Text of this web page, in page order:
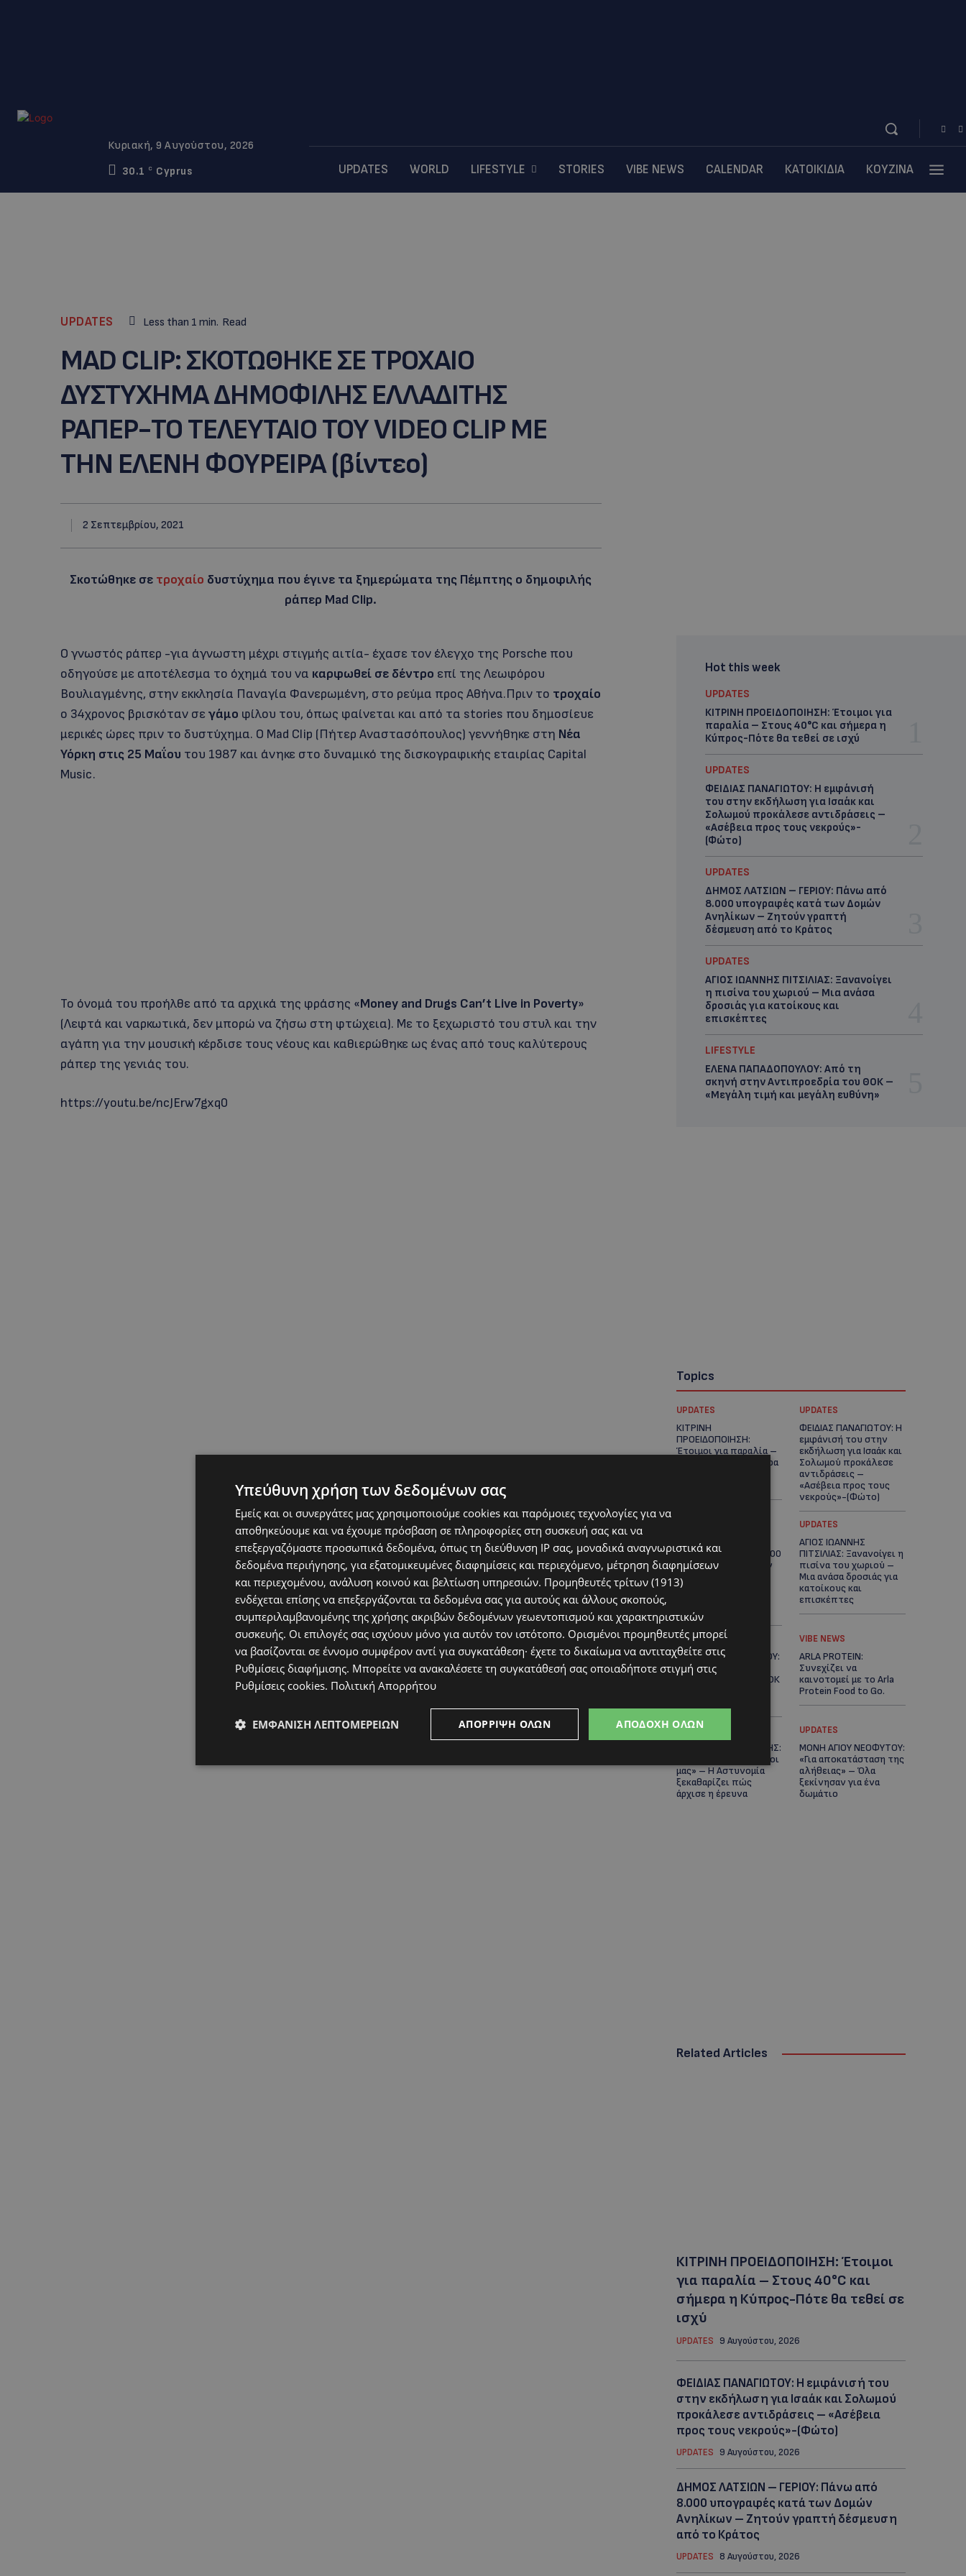
Κυριακή, 9 Αυγούστου, 2026
30.1
C Cyprus UPDATES WORLD LIFESTYLE STORIES VIBE NEWS CALENDAR ΚΑΤΟΙΚΙΔΙΑ ΚΟΥΖΙΝΑ
UPDATES Less than 1 min. Read
ΜΑD CLIP: ΣΚΟΤΩΘΗΚΕ ΣΕ ΤΡΟΧΑΙΟ
ΔΥΣΤΥΧΗΜΑ ΔΗΜΟΦΙΛΗΣ ΕΛΛΑΔΙΤΗΣ
ΡΑΠΕΡ-ΤΟ ΤΕΛΕΥΤΑΙΟ ΤΟΥ VIDEO CLIP ΜΕ
ΤΗΝ ΕΛΕΝΗ ΦΟΥΡΕΙΡΑ (βίντεο)
2 Σεπτεμβρίου, 2021
Σκοτώθηκε σε τροχαίο δυστύχημα που έγινε τα ξημερώματα της Πέμπτης ο δημοφιλής
ράπερ Mad Clip.
Ο γνωστός ράπερ -για άγνωστη μέχρι στιγμής αιτία- έχασε τον έλεγχο της Porsche που
οδηγούσε με αποτέλεσμα το όχημά του να καρφωθεί σε δέντρο επί της Λεωφόρου
Βουλιαγμένης, στην εκκλησία Παναγία Φανερωμένη, στο ρεύμα προς Αθήνα.Πριν το τροχαίο
ο 34χρονος βρισκόταν σε γάμο φίλου του, όπως φαίνεται και από τα stories που δημοσίευε
μερικές ώρες πριν το δυστύχημα. Ο Mad Clip (Πήτερ Αναστασόπουλος) γεννήθηκε στη Νέα
Υόρκη στις 25 Μαΐου του 1987 και άνηκε στο δυναμικό της δισκογραφικής εταιρίας Capital
Music.
Το όνομά του προήλθε από τα αρχικά της φράσης «Money and Drugs Can’t Live in Poverty»
(Λεφτά και ναρκωτικά, δεν μπορώ να ζήσω στη φτώχεια). Με το ξεχωριστό του στυλ και την
αγάπη για την μουσική κέρδισε τους νέους και καθιερώθηκε ως ένας από τους καλύτερους
ράπερ της γενιάς του.
https://youtu.be/ncJErw7gxq0
Hot this week
UPDATES
ΚΙΤΡΙΝΗ ΠΡΟΕΙΔΟΠΟΙΗΣΗ: Έτοιμοι για
παραλία – Στους 40°C και σήμερα η
Κύπρος-Πότε θα τεθεί σε ισχύ
UPDATES
ΦΕΙΔΙΑΣ ΠΑΝΑΓΙΩΤΟΥ: Η εμφάνισή
του στην εκδήλωση για Ισαάκ και
Σολωμού προκάλεσε αντιδράσεις –
«Ασέβεια προς τους νεκρούς»-
(Φώτο)
UPDATES
ΔΗΜΟΣ ΛΑΤΣΙΩΝ – ΓΕΡΙΟΥ: Πάνω από
8.000 υπογραφές κατά των Δομών
Ανηλίκων – Ζητούν γραπτή
δέσμευση από το Κράτος
UPDATES
ΑΓΙΟΣ ΙΩΑΝΝΗΣ ΠΙΤΣΙΛΙΑΣ: Ξανανοίγει
η πισίνα του χωριού – Μια ανάσα
δροσιάς για κατοίκους και
επισκέπτες
LIFESTYLE
ΕΛΕΝΑ ΠΑΠΑΔΟΠΟΥΛΟΥ: Από τη
σκηνή στην Αντιπροεδρία του ΘΟΚ –
«Μεγάλη τιμή και μεγάλη ευθύνη»
Topics
UPDATES
ΚΙΤΡΙΝΗ
ΠΡΟΕΙΔΟΠΟΙΗΣΗ:
Έτοιμοι για παραλία –
Στους 40°C και σήμερα
UPDATES
ΦΕΙΔΙΑΣ ΠΑΝΑΓΙΩΤΟΥ: Η
εμφάνισή του στην
εκδήλωση για Ισαάκ και
Σολωμού προκάλεσε
αντιδράσεις –
«Ασέβεια προς τους
νεκρούς»-(Φώτο)
ΔΗΜΟΣ ΛΑΤΣΙΩΝ –
ΓΕΡΙΟΥ: Πάνω από 8.000
υπογραφές κατά των
Δομών Ανηλίκων –
Ζητούν γραπτή
Κράτος
UPDATES
ΑΓΙΟΣ ΙΩΑΝΝΗΣ
ΠΙΤΣΙΛΙΑΣ: Ξανανοίγει η
πισίνα του χωριού –
Μια ανάσα δροσιάς για
κατοίκους και
επισκέπτες
LIFESTYLE
ΕΛΕΝΑ ΠΑΠΑΔΟΠΟΥΛΟΥ:
Από τη σκηνή στην
Αντιπροεδρία του ΘΟΚ
VIBE NEWS
ARLA PROTEIN:
Συνεχίζει να
καινοτομεί με το Arla
Protein Food to Go.
UPDATES
ΜΑΚΑΡΙΟΣ ΔΡΟΥΣΙΩΤΗΣ:
«Δεν ξεκινήσαμε μόνοι
μας» – Η Αστυνομία
ξεκαθαρίζει πώς
άρχισε η έρευνα
UPDATES
ΜΟΝΗ ΑΓΙΟΥ ΝΕΟΦΥΤΟΥ:
«Για αποκατάσταση της
αλήθειας» – Όλα
ξεκίνησαν για ένα
δωμάτιο
Related Articles
ΚΙΤΡΙΝΗ ΠΡΟΕΙΔΟΠΟΙΗΣΗ: Έτοιμοι
για παραλία – Στους 40°C και
σήμερα η Κύπρος-Πότε θα τεθεί σε
ισχύ
UPDATES 9 Αυγούστου, 2026
ΦΕΙΔΙΑΣ ΠΑΝΑΓΙΩΤΟΥ: Η εμφάνισή του
στην εκδήλωση για Ισαάκ και Σολωμού
προκάλεσε αντιδράσεις – «Ασέβεια
προς τους νεκρούς»-(Φώτο)
UPDATES 9 Αυγούστου, 2026
ΔΗΜΟΣ ΛΑΤΣΙΩΝ – ΓΕΡΙΟΥ: Πάνω από
8.000 υπογραφές κατά των Δομών
Ανηλίκων – Ζητούν γραπτή δέσμευση
από το Κράτος
UPDATES 8 Αυγούστου, 2026
Υπεύθυνη χρήση των δεδομένων σας
Εμείς και οι συνεργάτες μας χρησιμοποιούμε cookies και παρόμοιες τεχνολογίες για να
αποθηκεύουμε και να έχουμε πρόσβαση σε πληροφορίες στη συσκευή σας και να
επεξεργαζόμαστε προσωπικά δεδομένα, όπως τη διεύθυνση IP σας, μοναδικά αναγνωριστικά και
δεδομένα περιήγησης, για εξατομικευμένες διαφημίσεις και περιεχόμενο, μέτρηση διαφημίσεων
και περιεχομένου, ανάλυση κοινού και βελτίωση υπηρεσιών. Προμηθευτές τρίτων (1913)
ενδέχεται επίσης να επεξεργάζονται τα δεδομένα σας για αυτούς και άλλους σκοπούς,
συμπεριλαμβανομένης της χρήσης ακριβών δεδομένων γεωεντοπισμού και χαρακτηριστικών
συσκευής. Οι επιλογές σας ισχύουν μόνο για αυτόν τον ιστότοπο. Ορισμένοι προμηθευτές μπορεί
να βασίζονται σε έννομο συμφέρον αντί για συγκατάθεση· έχετε το δικαίωμα να αντιταχθείτε στις
Ρυθμίσεις διαφήμισης. Μπορείτε να ανακαλέσετε τη συγκατάθεσή σας οποιαδήποτε στιγμή στις
Ρυθμίσεις cookies. Πολιτική Απορρήτου
ΑΠΟΔΟΧΉ ΌΛΩΝ
ΑΠΌΡΡΙΨΗ ΌΛΩΝ
ΕΜΦΆΝΙΣΗ ΛΕΠΤΟΜΕΡΕΙΏΝ